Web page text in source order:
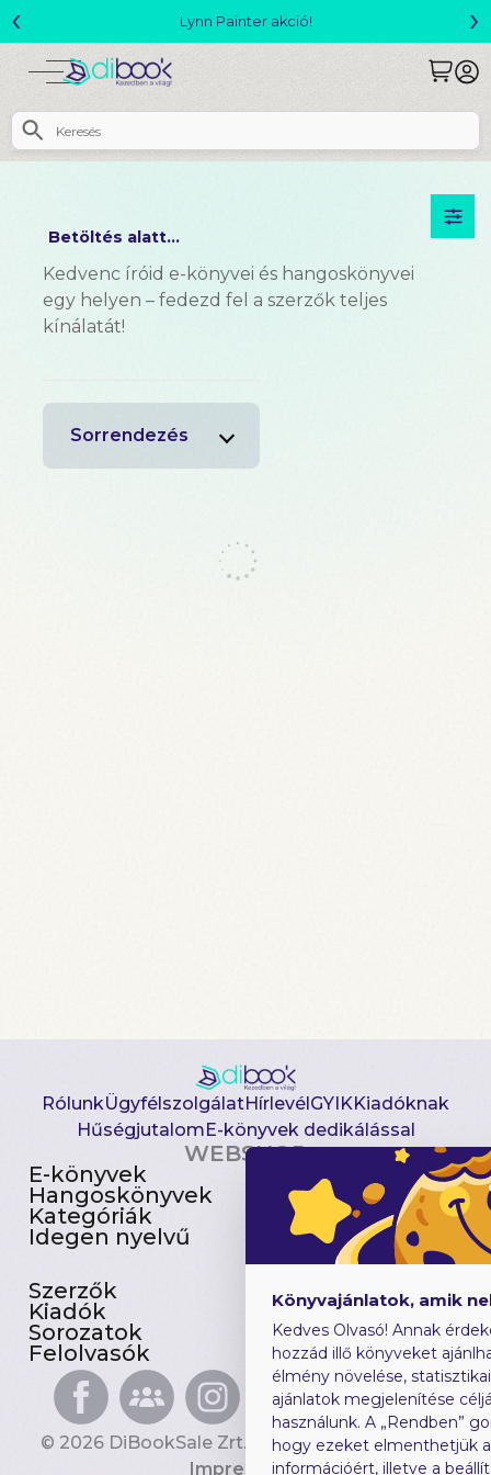
Lynn Painter akció!
‹ ›
Betöltés alatt...
Kedvenc íróid e-könyvei és hangoskönyvei
egy helyen – fedezd fel a szerzők teljes
kínálatát!
Sorrendezés
RólunkÜgyfélszolgálatHírlevélGYIKKiadóknak
HűségjutalomE-könyvek dedikálással
WEBSHOP
E-könyvek
Hangoskönyvek
Kategóriák
Idegen nyelvű
Csomagajánlatok
Akciósak
Előjegyezhetők
Újdonságok
Szerzők
Kiadók
Sorozatok
Felolvasók
Gyerekkönyvek
Heti toplista
Ajándékutalvány
Blog
© 2026 DiBookSale Zrt. Minden jog fenntartva.
Impresszum
Könyvajánlatok, amik
Kedves Olvasó! Annak
hozzád illő könyveket
élmény növelése,
ajánlatok megjelenítése
használunk. A „Rendben”
hogy ezeket elmenthetjük
információért, illetve a